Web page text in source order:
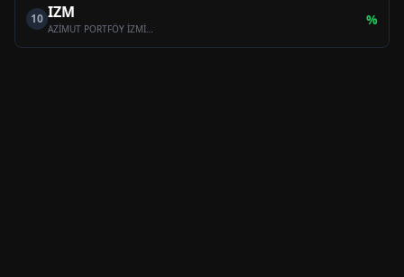
10 IZM
AZİMUT PORTFÖY İZMİR SERBEST (TL) ÖZEL FON
%